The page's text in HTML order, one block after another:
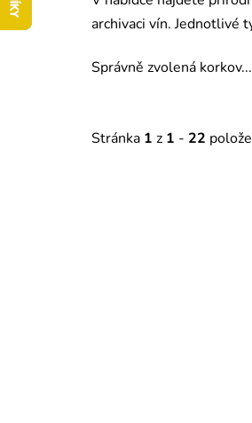
archivaci vín. Jednotlivé
Správně zvolená korkov...
Stránka 1 z 1 - 22